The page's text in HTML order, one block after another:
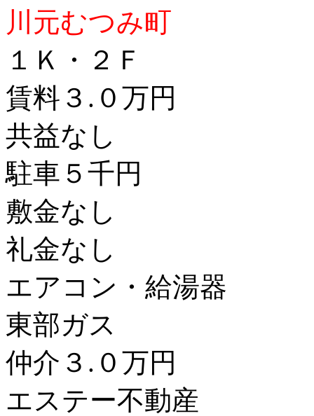
川元むつみ町
１Ｋ・２Ｆ
賃料３.０万円
共益なし
駐車５千円
敷金なし
礼金なし
エアコン・給湯器
東部ガス
仲介３.０万円
エステー不動産